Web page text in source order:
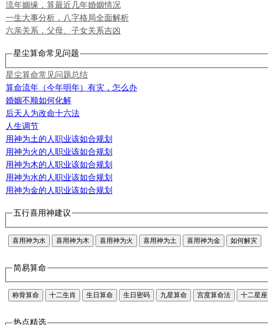
流年姻缘，算最近几年婚姻情况
一生大事分析，八字格局全面解析
六亲关系，父母、子女关系吉凶
星尘算命常见问题
星尘算命常见问题总结
算命流年（今年明年）有灾，怎么办
婚姻不顺如何化解
后天人为改命十六法
人生调节
用神为土的人职业该如合规划
用神为火的人职业该如合规划
用神为木的人职业该如合规划
用神为水的人职业该如合规划
用神为金的人职业该如合规划
五行喜用神建议
喜用神为水 喜用神为木 喜用神为火 喜用神为土 喜用神为金 如何解灾
简易算命
称骨算命 十二生肖 生日算命 生日密码 九星算命 宫度算命法 十二星座
热点精选